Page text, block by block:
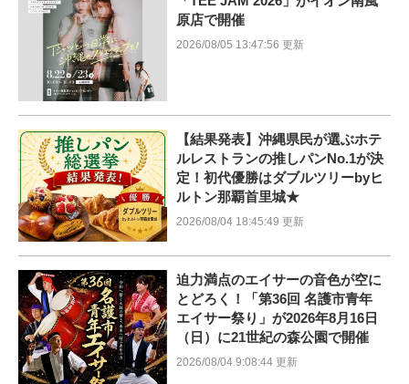
原店で開催
2026/08/05 13:47:56 更新
【結果発表】沖縄県民が選ぶホテ
ルレストランの推しパンNo.1が決
定！初代優勝はダブルツリーbyヒ
ルトン那覇首里城★
2026/08/04 18:45:49 更新
迫力満点のエイサーの音色が空に
とどろく！「第36回 名護市青年
エイサー祭り」が2026年8月16日
（日）に21世紀の森公園で開催
2026/08/04 9:08:44 更新